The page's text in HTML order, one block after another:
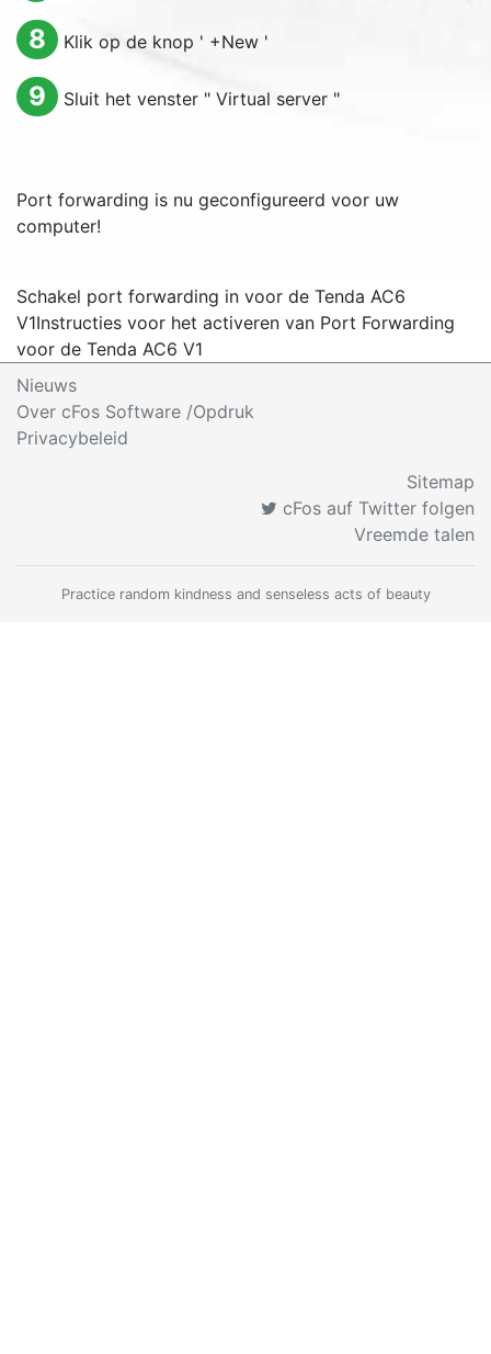
8 Klik op de knop ' +New'
9 Sluit het venster " Virtual server"
Port forwarding is nu geconfigureerd voor uw
computer!
Schakel port forwarding in voor de Tenda AC6
V1Instructies voor het activeren van Port Forwarding
voor de Tenda AC6 V1
Nieuws
Over cFos Software /Opdruk
Privacybeleid
Sitemap
cFos auf Twitter folgen
Vreemde talen
Practice random kindness and senseless acts of beauty